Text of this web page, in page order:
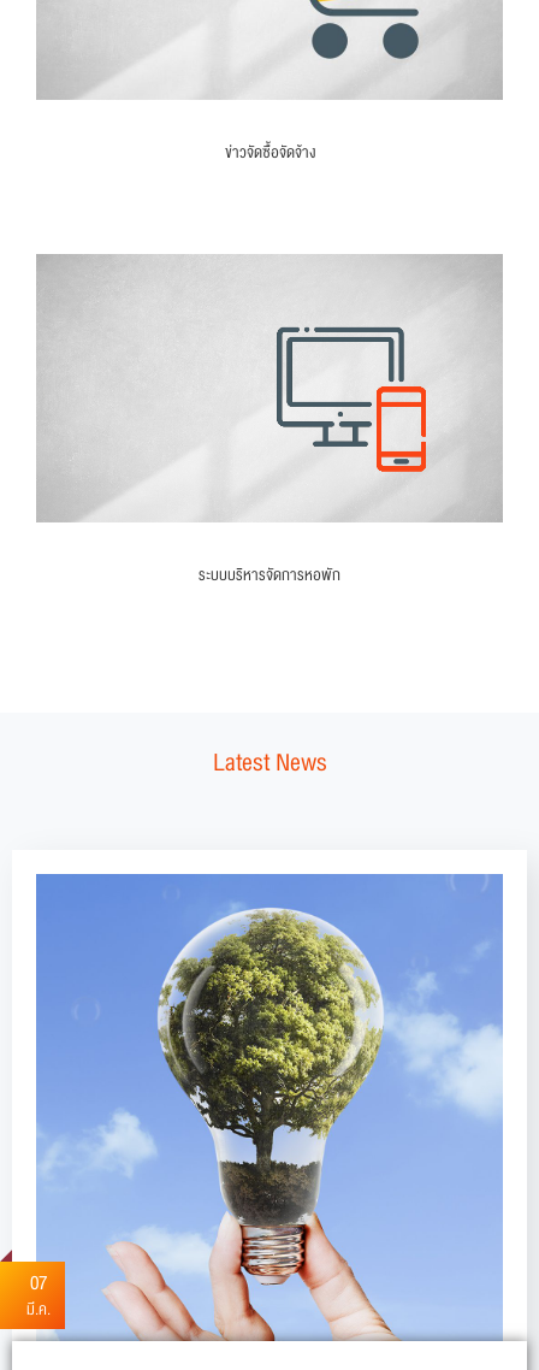
ข่าวจัดซื้อจัดจ้าง
ระบบบริหารจัดการหอพัก
Latest News
07
มี.ค.